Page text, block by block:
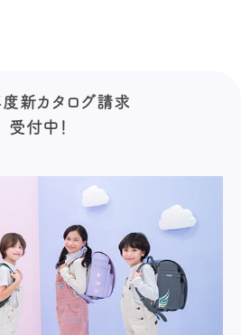
新カタログ請求
受付中！